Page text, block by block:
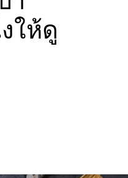
ให้ดู